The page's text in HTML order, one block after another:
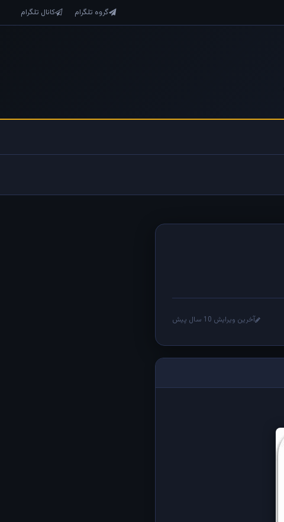
گروه تلگرام کانال تلگرام
آخرین ویرایش 10 سال پیش